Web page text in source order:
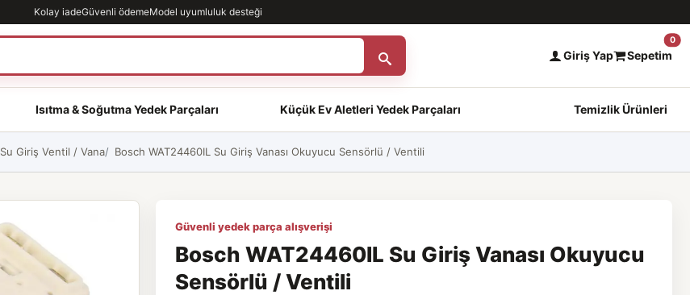
Kolay iadeGüvenli ödemeModel uyumluluk desteği
Giriş Yap Sepetim
0
Isıtma & Soğutma Yedek Parçaları Küçük Ev Aletleri Yedek Parçaları Temizlik Ürünleri
Su Giriş Ventil / Vana Bosch WAT24460IL Su Giriş Vanası Okuyucu Sensörlü / Ventili
Güvenli yedek parça alışverişi
Bosch WAT24460IL Su Giriş Vanası Okuyucu
Sensörlü / Ventili